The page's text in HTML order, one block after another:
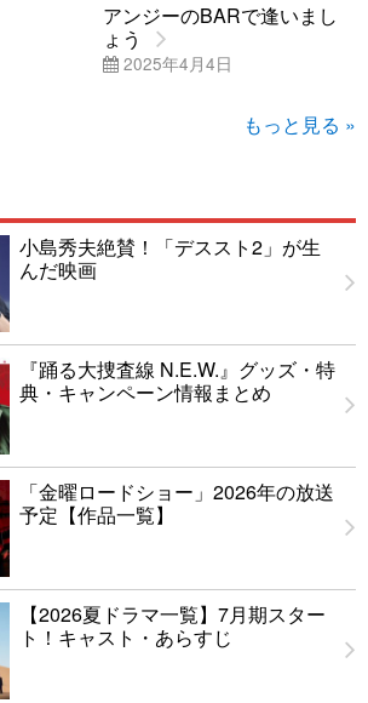
アンジーのBARで逢いまし
ょう
2025年4月4日
もっと見る »
小島秀夫絶賛！「デススト2」が生
んだ映画
『踊る大捜査線 N.E.W.』グッズ・特
典・キャンペーン情報まとめ
「金曜ロードショー」2026年の放送
予定【作品一覧】
【2026夏ドラマ一覧】7月期スター
ト！キャスト・あらすじ